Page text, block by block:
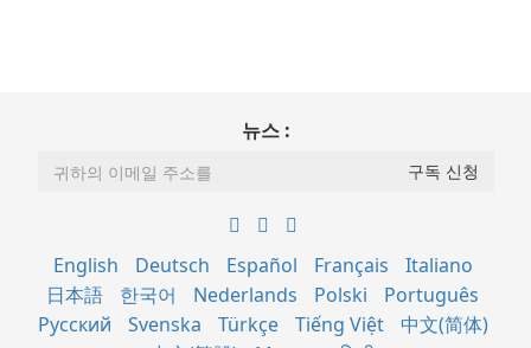
뉴스 :
English Deutsch Español Français
Italiano
日本語
한국어 Nederlands Polski
Português
Русский
Svenska Türkçe Tiếng Việt
中文(简体)